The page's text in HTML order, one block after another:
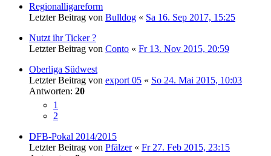
Regionalligareform
Letzter Beitrag von Bulldog « Sa 16. Sep 2017, 15:25
Nutzt ihr Ticker ?
Letzter Beitrag von Conto « Fr 13. Nov 2015, 20:59
Oberliga Südwest
Letzter Beitrag von export 05 « So 24. Mai 2015, 10:03
Antworten: 20
1
2
DFB-Pokal 2014/2015
Letzter Beitrag von Pfälzer« Fr 27. Feb 2015, 23:15